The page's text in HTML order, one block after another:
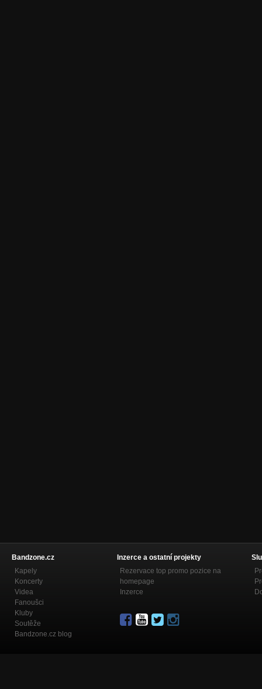
Bandzone.cz
Kapely
Koncerty
Videa
Fanoušci
Kluby
Soutěže
Bandzone.cz blog
Inzerce a ostatní projekty
Rezervace top promo pozice na
homepage
Inzerce